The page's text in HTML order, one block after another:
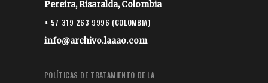
Pereira, Risaralda, Colombia
+ 57 319 263 9996 (COLOMBIA)
info@archivo.laaao.com
POLÍTICAS DE TRATAMIENTO DE LA